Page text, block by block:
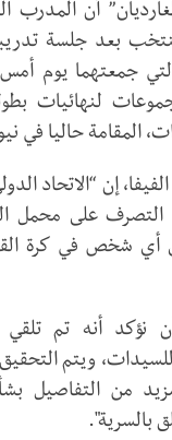
أن المدرب
بعد جلسة
(3-1)، التي جمعتهما
لنهائيات
إن “الاتحاد
على محمل
شخص في كرة
نؤكد أنه تم
ويتم
من التفاصيل
بالسرية".